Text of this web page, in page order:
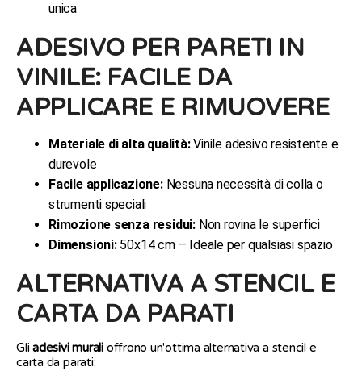
unica
ADESIVO PER PARETI IN
VINILE: FACILE DA
APPLICARE E RIMUOVERE
Materiale di alta qualità:Vinile adesivo resistente e
durevole
Facile applicazione:Nessuna necessità di colla o
strumenti speciali
Rimozione senza residui:Non rovina le superfici
Dimensioni:50x14 cm – Ideale per qualsiasi spazio
ALTERNATIVA A STENCIL E
CARTA DA PARATI
Gliadesivi muralioffrono un'ottima alternativa a stencil e
carta da parati: